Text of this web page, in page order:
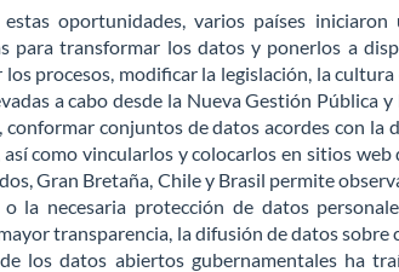
oportunidades, varios países
para transformar los datos y ponerlos a
procesos, modificar la legislación, la
a cabo desde la Nueva Gestión Pública
conformar conjuntos de datos acordes con la
como vincularlos y colocarlos en sitios web
Gran Bretaña, Chile y Brasil permite
o la necesaria protección de datos
transparencia, la difusión de datos sobre
los datos abiertos gubernamentales ha